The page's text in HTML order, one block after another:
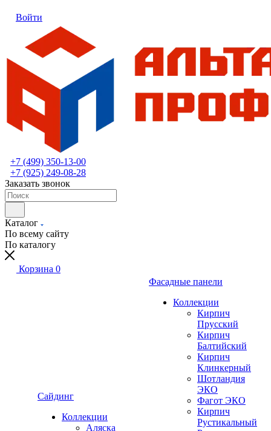
Войти
+7 (499) 350-13-00
+7 (925) 249-08-28
Заказать звонок
Каталог
По всему сайту
По каталогу
Корзина 0
Сайдинг
Коллекции
Аляска
Фасадные панели
Коллекции
Кирпич
Прусский
Кирпич
Балтийский
Кирпич
Клинкерный
Шотландия
ЭКО
Фагот ЭКО
Кирпич
Рустикальный